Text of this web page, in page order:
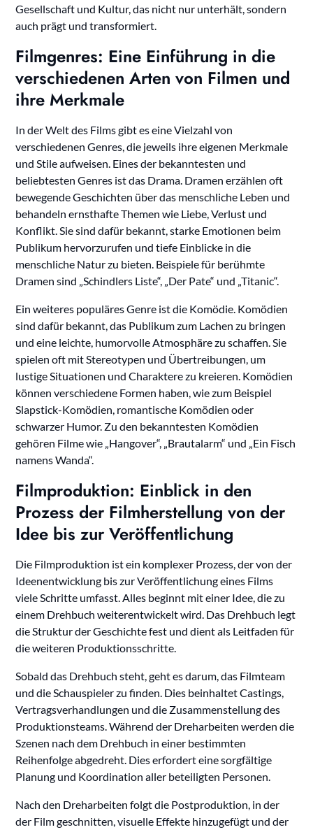
Gesellschaft und Kultur, das nicht nur unterhält, sondern
auch prägt und transformiert.
Filmgenres: Eine Einführung in die
verschiedenen Arten von Filmen und
ihre Merkmale
In der Welt des Films gibt es eine Vielzahl von
verschiedenen Genres, die jeweils ihre eigenen Merkmale
und Stile aufweisen. Eines der bekanntesten und
beliebtesten Genres ist das Drama. Dramen erzählen oft
bewegende Geschichten über das menschliche Leben und
behandeln ernsthafte Themen wie Liebe, Verlust und
Konflikt. Sie sind dafür bekannt, starke Emotionen beim
Publikum hervorzurufen und tiefe Einblicke in die
menschliche Natur zu bieten. Beispiele für berühmte
Dramen sind „Schindlers Liste“, „Der Pate“ und „Titanic“.
Ein weiteres populäres Genre ist die Komödie. Komödien
sind dafür bekannt, das Publikum zum Lachen zu bringen
und eine leichte, humorvolle Atmosphäre zu schaffen. Sie
spielen oft mit Stereotypen und Übertreibungen, um
lustige Situationen und Charaktere zu kreieren. Komödien
können verschiedene Formen haben, wie zum Beispiel
Slapstick-Komödien, romantische Komödien oder
schwarzer Humor. Zu den bekanntesten Komödien
gehören Filme wie „Hangover“, „Brautalarm“ und „Ein Fisch
namens Wanda“.
Filmproduktion: Einblick in den
Prozess der Filmherstellung von der
Idee bis zur Veröffentlichung
Die Filmproduktion ist ein komplexer Prozess, der von der
Ideenentwicklung bis zur Veröffentlichung eines Films
viele Schritte umfasst. Alles beginnt mit einer Idee, die zu
einem Drehbuch weiterentwickelt wird. Das Drehbuch legt
die Struktur der Geschichte fest und dient als Leitfaden für
die weiteren Produktionsschritte.
Sobald das Drehbuch steht, geht es darum, das Filmteam
und die Schauspieler zu finden. Dies beinhaltet Castings,
Vertragsverhandlungen und die Zusammenstellung des
Produktionsteams. Während der Dreharbeiten werden die
Szenen nach dem Drehbuch in einer bestimmten
Reihenfolge abgedreht. Dies erfordert eine sorgfältige
Planung und Koordination aller beteiligten Personen.
Nach den Dreharbeiten folgt die Postproduktion, in der
der Film geschnitten, visuelle Effekte hinzugefügt und der